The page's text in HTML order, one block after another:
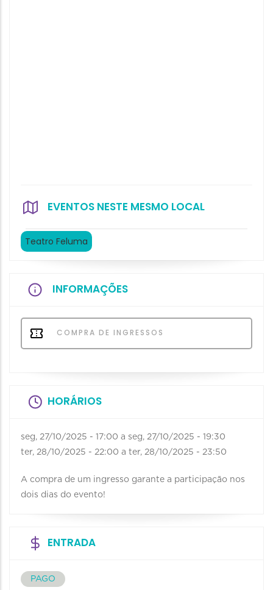
EVENTOS NESTE MESMO LOCAL
Teatro Feluma
INFORMAÇÕES
COMPRA DE INGRESSOS
HORÁRIOS
seg, 27/10/2025 - 17:00 a seg, 27/10/2025 - 19:30
ter, 28/10/2025 - 22:00 a ter, 28/10/2025 - 23:50
A compra de um ingresso garante a participação nos
dois dias do evento!
ENTRADA
PAGO